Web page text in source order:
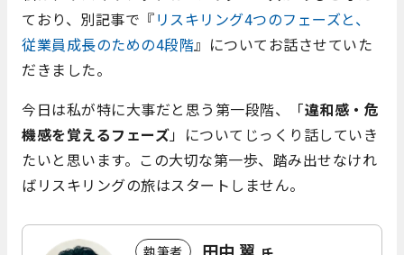
ており、別記事で『リスキリング4つのフェーズと、
従業員成長のための4段階』についてお話させていた
だきました。
今日は私が特に大事だと思う第一段階、「違和感・危
機感を覚えるフェーズ」についてじっくり話していき
たいと思います。この大切な第一歩、踏み出せなけれ
ばリスキリングの旅はスタートしません。